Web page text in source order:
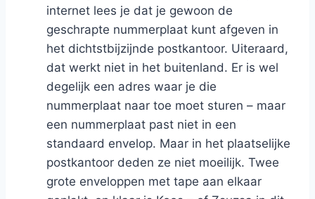
internet lees je dat je gewoon de
geschrapte nummerplaat kunt afgeven in
het dichtstbijzijnde postkantoor. Uiteraard,
dat werkt niet in het buitenland. Er is wel
degelijk een adres waar je die
nummerplaat naar toe moet sturen – maar
een nummerplaat past niet in een
standaard envelop. Maar in het plaatselijke
postkantoor deden ze niet moeilijk. Twee
grote enveloppen met tape aan elkaar